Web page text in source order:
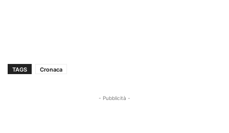
TAGS Cronaca
- Pubblicità -